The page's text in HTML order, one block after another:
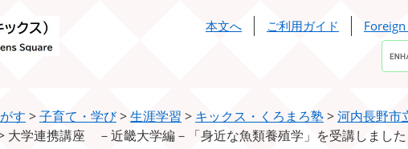
本文へ ご利用ガイド
カ
ス
索
す >子育て・学び>生涯学習 > キックス・くろまろ塾>河内長野市
大学連携講座 －近畿大学編－「身近な魚類養殖学」を受講しました